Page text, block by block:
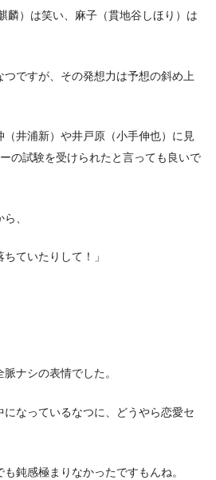
麟）は笑い、麻子（貫地谷しほり）は
つですが、その発想力は予想の斜め上
井浦新）や井戸原（小手伸也）に見
の試験を受けられたと言っても良いで
、
ていたりして！」
ナシの表情でした。
なっているなつに、どうやら恋愛セ
鈍感極まりなかったですもんね。